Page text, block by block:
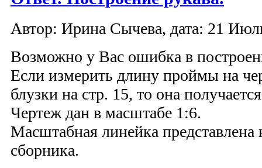
Автор: Ирина Сычева, дата: 21
Возможно у Вас ошибка в
Если измерить длину проймы на
блузки на стр. 15, то она
Чертеж дан в масштабе 1:6.
Масштабная линейка представлена
сборника.